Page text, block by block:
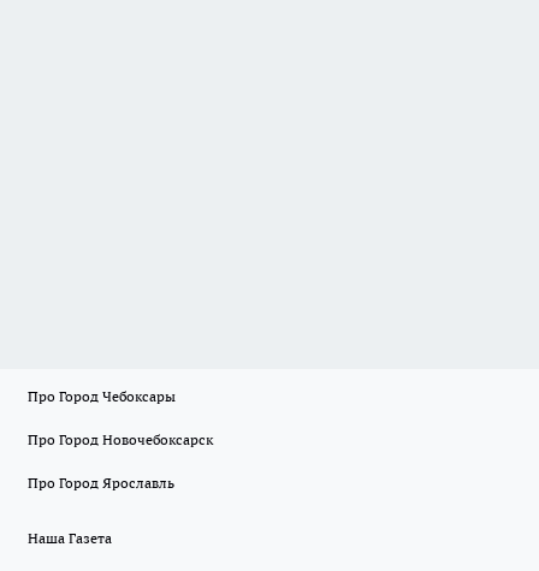
Про Город Чебоксары
Про Город Новочебоксарск
Про Город Ярославль
Наша Газета